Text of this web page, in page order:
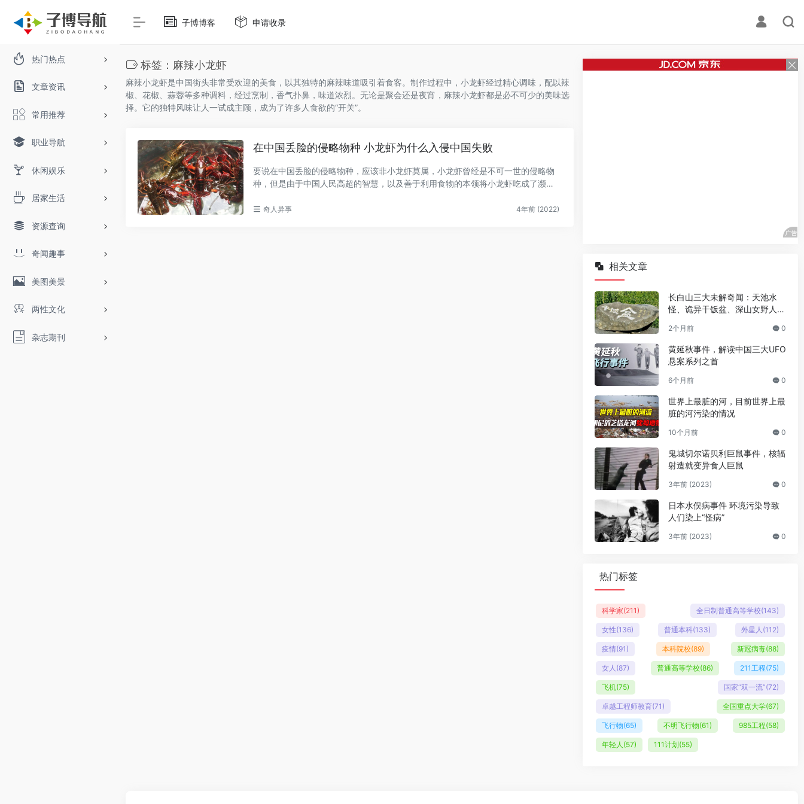
热门热点
文章资讯
常用推荐
职业导航
休闲娱乐
居家生活
资源查询
奇闻趣事
美图美景
两性文化
杂志期刊
子博博客 申请收录
标签：麻辣小龙虾
麻辣小龙虾是中国街头非常受欢迎的美食，以其独特的麻辣味道吸引着食客。制作过程中，小龙虾经过精心调味，配以辣
椒、花椒、蒜蓉等多种调料，经过烹制，香气扑鼻，味道浓烈。无论是聚会还是夜宵，麻辣小龙虾都是必不可少的美味选
择。它的独特风味让人一试成主顾，成为了许多人食欲的“开关”。
在中国丢脸的侵略物种 小龙虾为什么入侵中国失败
要说在中国丢脸的侵略物种，应该非小龙虾莫属，小龙虾曾经是不可一世的侵略物
种，但是由于中国人民高超的智慧，以及善于利用食物的本领将小龙虾吃成了濒危
奇人异事 4年前 (2022)
相关文章
长白山三大未解奇闻：天池水
怪、诡异干饭盆、深山女野人之
2个月前 0
黄延秋事件，解读中国三大UFO
悬案系列之首
6个月前 0
世界上最脏的河，目前世界上最
脏的河污染的情况
10个月前 0
鬼城切尔诺贝利巨鼠事件，核辐
射造就变异食人巨鼠
3年前 (2023) 0
日本水俣病事件 环境污染导致
人们染上“怪病”
3年前 (2023) 0
热门标签
科学家(211) 全日制普通高等学校(143)
女性(136) 普通本科(133) 外星人 (112)
疫情(91) 本科院校(89) 新冠病毒(88)
女人 (87) 普通高等学校(86) 211工程(75)
飞机(75) 国家“双一流”(72)
卓越工程师教育(71) 全国重点大学(67)
飞行物(65) 不明飞行物(61) 985工程(58)
年轻人 (57) 111计划(55)